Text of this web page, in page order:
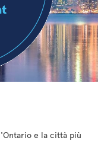
e la città più